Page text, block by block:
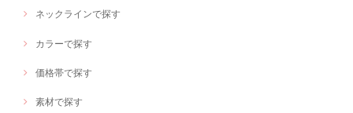
ネックラインで探す
カラーで探す
価格帯で探す
素材で探す